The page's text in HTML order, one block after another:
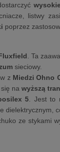
listwy
poprzez
. Ta
sieciowy.
z Miedzi Ohno
się nawyższą
5 . Jest to
dielektrycznym,
ze stykami